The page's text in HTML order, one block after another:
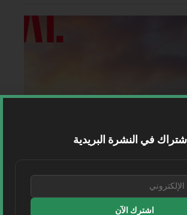
في النشرة البريدية
اشترك الآن